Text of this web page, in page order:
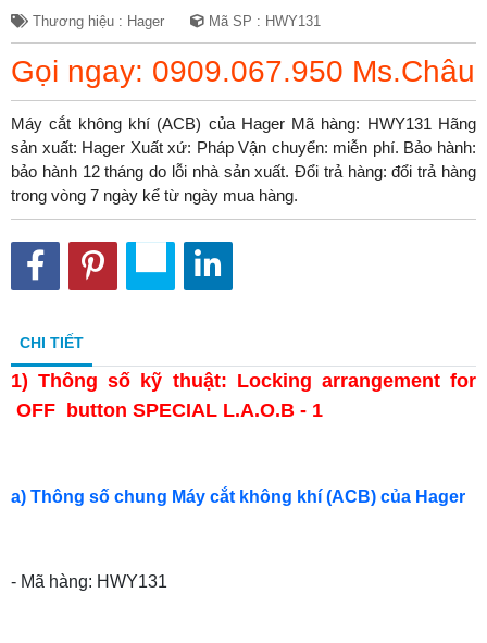
Thương hiệu : Hager Mã SP : HWY131
Gọi ngay: 0909.067.950 Ms.Châu
Máy cắt không khí (ACB) của Hager Mã hàng: HWY131 Hãng
sản xuất: Hager Xuất xứ: Pháp Vận chuyển: miễn phí. Bảo hành:
bảo hành 12 tháng do lỗi nhà sản xuất. Đổi trả hàng: đổi trả hàng
trong vòng 7 ngày kể từ ngày mua hàng.
CHI TIẾT
1)Thông số kỹ thuật: Locking arrangement for
OFF button SPECIAL L.A.O.B - 1
a) Thông số chung Máy cắt không khí (ACB) của Hager
- Mã hàng: HWY131